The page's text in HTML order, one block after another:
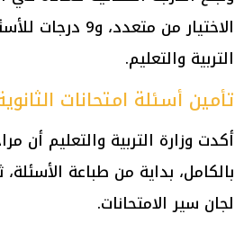
الاختيار من
التربية والتعليم.
تأمين أسئلة امتحانات
أكدت وزارة التربية والتعليم أن
بالكامل، بداية من طباعة
لجان سير الامتحانات.